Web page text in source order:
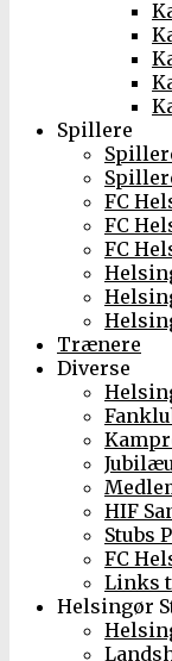
Spillere
FC
FC
FC
Trænere
Diverse
HIF
Stubs
FC
Links
Helsingør